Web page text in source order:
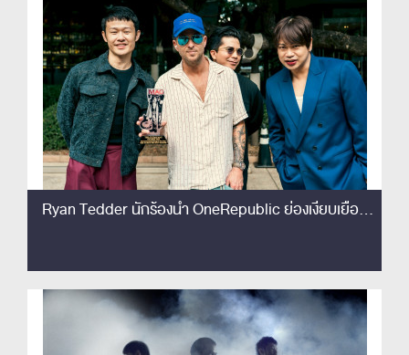
Ryan Tedder นักร้องนำ OneRepublic ย่องเงียบเยือน